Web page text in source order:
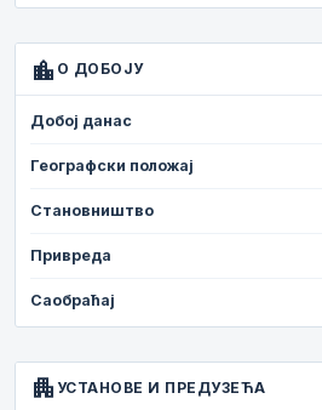
location_city О ДОБОЈУ
Добој данас
Географски положај
Становништво
Привреда
Саобраћај
apartment УСТАНОВЕ И ПРЕДУЗЕЋА